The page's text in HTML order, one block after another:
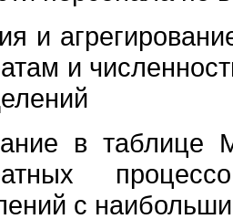
и
и
в таблице
с